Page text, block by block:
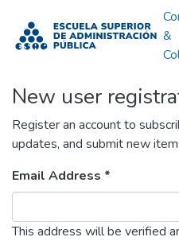
&
New user
Register an account to
updates, and submit new
Email Address *
This address will be verified